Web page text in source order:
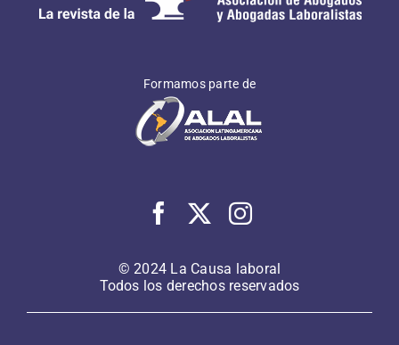
Formamos parte de
© 2024 La Causa laboral
Todos los derechos reservados